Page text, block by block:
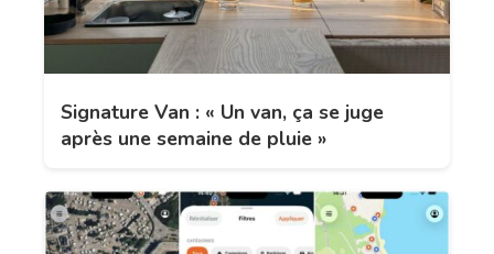
Signature Van : « Un van, ça se juge
après une semaine de pluie »